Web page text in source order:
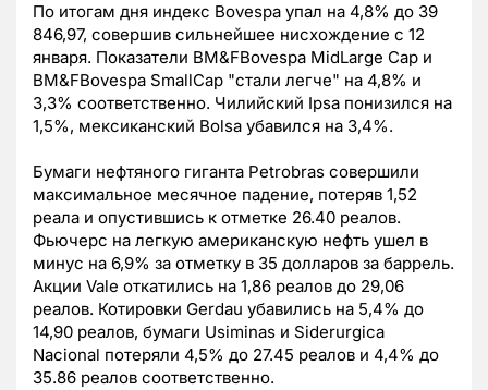
По итогам дня индекс Bovespa упал на 4,8% до 39
846,97, совершив сильнейшее нисхождение с 12
января. Показатели BM&FBovespa MidLarge Cap и
BM&FBovespa SmallCap "стали легче" на 4,8% и
3,3% соответственно. Чилийский Ipsa понизился на
1,5%, мексиканский Bolsa убавился на 3,4%.
Бумаги нефтяного гиганта Petrobras совершили
максимальное месячное падение, потеряв 1,52
реала и опустившись к отметке 26.40 реалов.
Фьючерс на легкую американскую нефть ушел в
минус на 6,9% за отметку в 35 долларов за баррель.
Акции Vale откатились на 1,86 реалов до 29,06
реалов. Котировки Gerdau убавились на 5,4% до
14,90 реалов, бумаги Usiminas и Siderurgica
Nacional потеряли 4,5% до 27.45 реалов и 4,4% до
35.86 реалов соответственно.